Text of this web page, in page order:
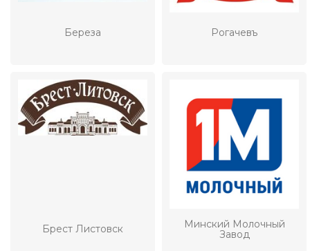
Береза Рогачевъ
Брест Листовск
Минский Молочный
Завод